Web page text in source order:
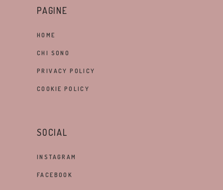
PAGINE
HOME
CHI SONO
PRIVACY POLICY
COOKIE POLICY
SOCIAL
INSTAGRAM
FACEBOOK